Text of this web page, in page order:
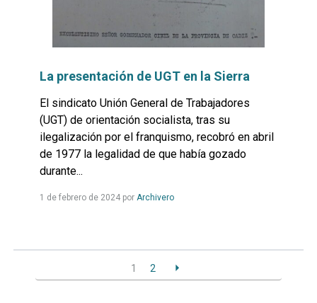
La presentación de UGT en la Sierra
El sindicato Unión General de Trabajadores
(UGT) de orientación socialista, tras su
ilegalización por el franquismo, recobró en abril
de 1977 la legalidad de que había gozado
durante...
1 de febrero de 2024por ArchiveroLeer
1 2